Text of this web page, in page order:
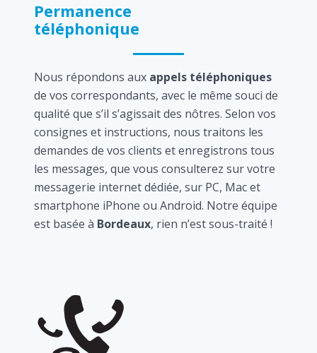
Permanence
téléphonique
Nous répondons aux appels téléphoniques
de vos correspondants, avec le même souci de
qualité que s’il s’agissait des nôtres. Selon vos
consignes et instructions, nous traitons les
demandes de vos clients et enregistrons tous
les messages, que vous consulterez sur votre
messagerie internet dédiée, sur PC, Mac et
smartphone iPhone ou Android. Notre équipe
est basée à Bordeaux, rien n’est sous-traité !